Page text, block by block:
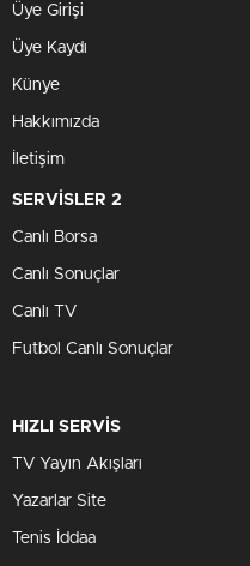
Üye Girişi
Üye Kaydı
Künye
Hakkımızda
İletişim
SERVİSLER 2
Canlı Borsa
Canlı Sonuçlar
Canlı TV
Futbol Canlı Sonuçlar
HIZLI SERVİS
TV Yayın Akışları
Yazarlar Site
Tenis İddaa